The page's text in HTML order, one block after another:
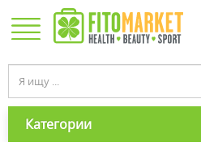
Категории